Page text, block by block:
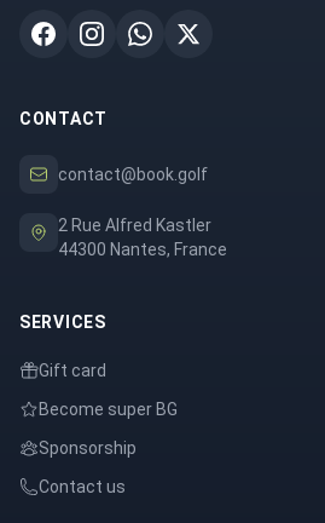
CONTACT
contact@book.golf
2 Rue Alfred Kastler
44300 Nantes, France
SERVICES
Gift card
Become super BG
Sponsorship
Contact us